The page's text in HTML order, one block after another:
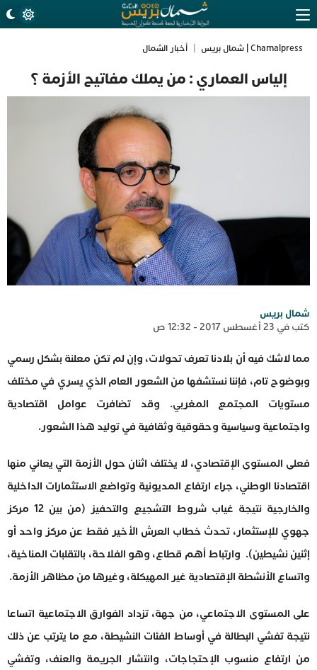
Chamalpress | شمال بريس أخبار الشمال
إلياس العماري : من يملك مفاتيح الأزمة ؟
شمال بريس
كتب في 23 أغسطس 2017 - 12:32 ص
مما لاشك فيه أن بلادنا تعرف تحولات، وإن لم تكن معلنة بشكل رسمي
وبوضوح تام، فإننا نستشفها من الشعور العام الذي يسري في مختلف
مستويات المجتمع المغربي. وقد تضافرت عوامل اقتصادية
واجتماعية وسياسية وحقوقية وثقافية في توليد هذا الشعور.
فعلى المستوى الإقتصادي، لا يختلف اثنان حول الأزمة التي يعاني منها
اقتصادنا الوطني، جراء ارتفاع المديونية وتواضع الاستثمارات الداخلية
والخارجية نتيجة غياب شروط التشجيع والتحفيز (من بين 12 مركز
جهوي للإستثمار، تحدث خطاب العرش الأخير فقط عن مركز واحد أو
إثنين نشيطين). وارتباط أهم قطاع، وهو الفلاحة، بالتقلبات المناخية،
واتساع الأنشطة الإقتصادية غير المهيكلة، وغيرها من مظاهر الأزمة.
على المستوى الاجتماعي، من جهة، تزداد الفوارق الاجتماعية اتساعا
نتيجة تفشي البطالة في أوساط الفئات النشيطة، مع ما يترتب عن ذلك
من ارتفاع منسوب الإحتجاجات، وانتشار الجريمة والعنف، وتفشي